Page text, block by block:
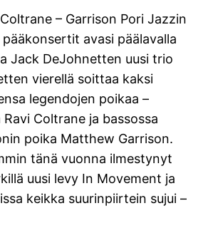
– Garrison Pori Jazzin
avasi päälavalla
Jack DeJohnetten uusi trio
vierellä soittaa kaksi
legendojen poikaa –
Coltrane ja bassossa
poika Matthew Garrison.
tänä vuonna ilmestynyt
uusi levy In Movement ja
keikka suurinpiirtein sujui –